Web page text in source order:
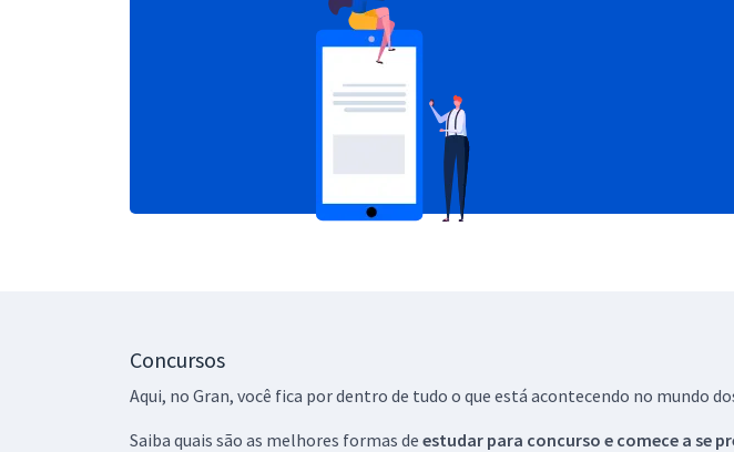
Concursos
Aqui, no Gran, você fica por dentro de tudo o que está acontecendo no mundo
Saiba quais são as melhores formas de estudar para concurso e comece a se